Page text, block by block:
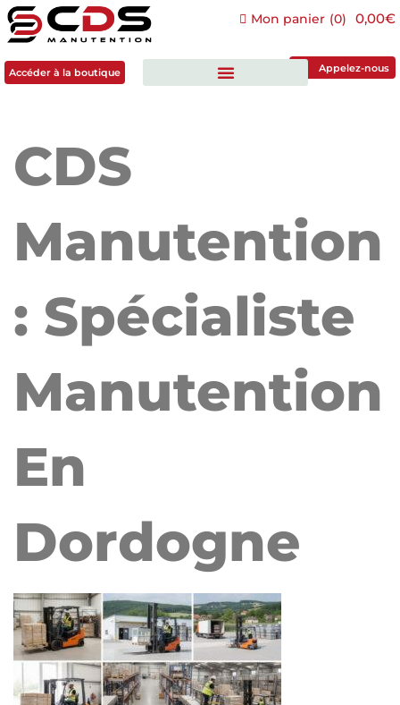
Accéder à la boutique
Mon panier (0) 0,00€
Appelez-nous
CDS
Manutention
: Spécialiste
Manutention
En
Dordogne